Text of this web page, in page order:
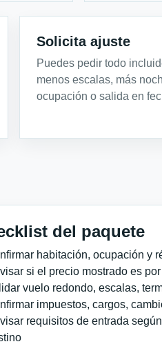
Solicita ajuste
Puedes pedir todo
menos escalas, más
ocupación o salida en
del paquete
habitación, ocupación y
si el precio mostrado es por
vuelo redondo, escalas,
impuestos, cargos,
requisitos de entrada